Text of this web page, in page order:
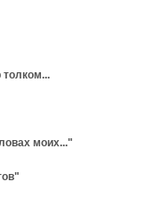
моих..."